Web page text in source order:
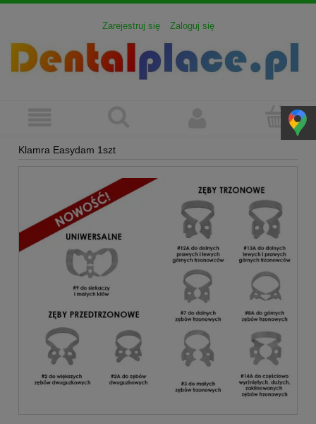
Zarejestruj się Zaloguj się
Klamra Easydam 1szt